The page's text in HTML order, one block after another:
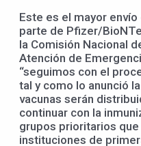
Este es el mayor
parte de Pfizer/
la Comisión Nacional
Atención de
“seguimos con el
tal y como lo anunció
vacunas serán
continuar con la
grupos prioritarios
instituciones de